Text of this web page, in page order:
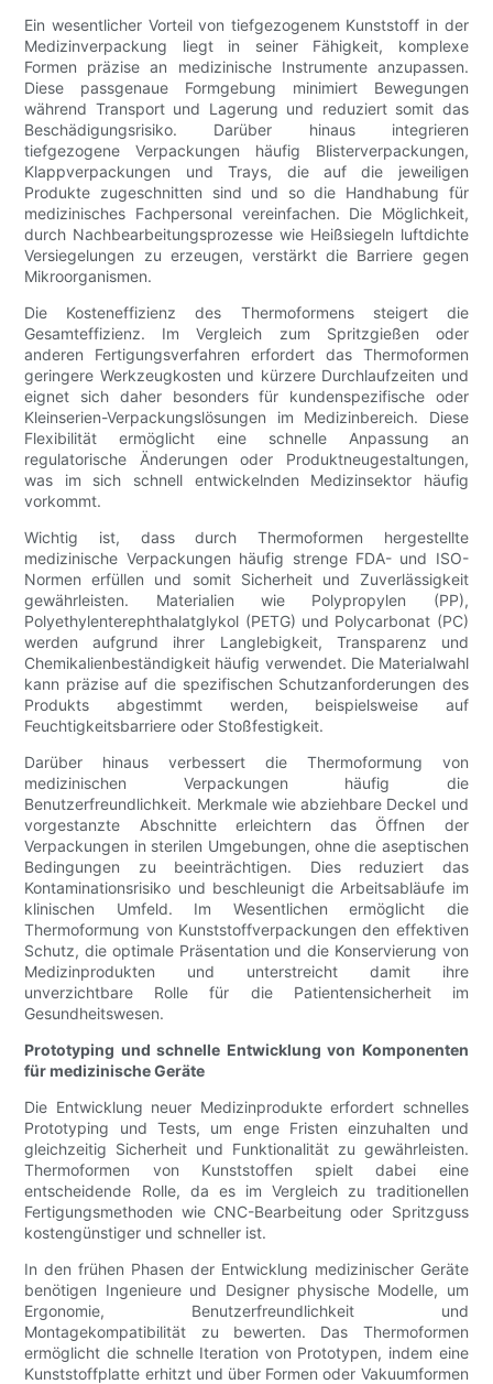
Ein wesentlicher Vorteil von tiefgezogenem Kunststoff in der
Medizinverpackung liegt in seiner Fähigkeit, komplexe
Formen präzise an medizinische Instrumente anzupassen.
Diese passgenaue Formgebung minimiert Bewegungen
während Transport und Lagerung und reduziert somit das
Beschädigungsrisiko. Darüber hinaus integrieren
tiefgezogene Verpackungen häufig Blisterverpackungen,
Klappverpackungen und Trays, die auf die jeweiligen
Produkte zugeschnitten sind und so die Handhabung für
medizinisches Fachpersonal vereinfachen. Die Möglichkeit,
durch Nachbearbeitungsprozesse wie Heißsiegeln luftdichte
Versiegelungen zu erzeugen, verstärkt die Barriere gegen
Mikroorganismen.
Die Kosteneffizienz des Thermoformens steigert die
Gesamteffizienz. Im Vergleich zum Spritzgießen oder
anderen Fertigungsverfahren erfordert das Thermoformen
geringere Werkzeugkosten und kürzere Durchlaufzeiten und
eignet sich daher besonders für kundenspezifische oder
Kleinserien-Verpackungslösungen im Medizinbereich. Diese
Flexibilität ermöglicht eine schnelle Anpassung an
regulatorische Änderungen oder Produktneugestaltungen,
was im sich schnell entwickelnden Medizinsektor häufig
vorkommt.
Wichtig ist, dass durch Thermoformen hergestellte
medizinische Verpackungen häufig strenge FDA- und ISO-
Normen erfüllen und somit Sicherheit und Zuverlässigkeit
gewährleisten. Materialien wie Polypropylen (PP),
Polyethylenterephthalatglykol (PETG) und Polycarbonat (PC)
werden aufgrund ihrer Langlebigkeit, Transparenz und
Chemikalienbeständigkeit häufig verwendet. Die Materialwahl
kann präzise auf die spezifischen Schutzanforderungen des
Produkts abgestimmt werden, beispielsweise auf
Feuchtigkeitsbarriere oder Stoßfestigkeit.
Darüber hinaus verbessert die Thermoformung von
medizinischen Verpackungen häufig die
Benutzerfreundlichkeit. Merkmale wie abziehbare Deckel und
vorgestanzte Abschnitte erleichtern das Öffnen der
Verpackungen in sterilen Umgebungen, ohne die aseptischen
Bedingungen zu beeinträchtigen. Dies reduziert das
Kontaminationsrisiko und beschleunigt die Arbeitsabläufe im
klinischen Umfeld. Im Wesentlichen ermöglicht die
Thermoformung von Kunststoffverpackungen den effektiven
Schutz, die optimale Präsentation und die Konservierung von
Medizinprodukten und unterstreicht damit ihre
unverzichtbare Rolle für die Patientensicherheit im
Gesundheitswesen.
Prototyping und schnelle Entwicklung von Komponenten
für medizinische Geräte
Die Entwicklung neuer Medizinprodukte erfordert schnelles
Prototyping und Tests, um enge Fristen einzuhalten und
gleichzeitig Sicherheit und Funktionalität zu gewährleisten.
Thermoformen von Kunststoffen spielt dabei eine
entscheidende Rolle, da es im Vergleich zu traditionellen
Fertigungsmethoden wie CNC-Bearbeitung oder Spritzguss
kostengünstiger und schneller ist.
In den frühen Phasen der Entwicklung medizinischer Geräte
benötigen Ingenieure und Designer physische Modelle, um
Ergonomie, Benutzerfreundlichkeit und
Montagekompatibilität zu bewerten. Das Thermoformen
ermöglicht die schnelle Iteration von Prototypen, indem eine
Kunststoffplatte erhitzt und über Formen oder Vakuumformen